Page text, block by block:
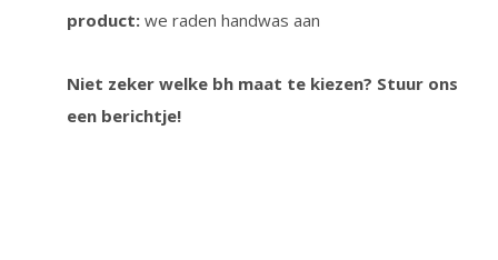
product: we raden handwas aan
Niet zeker welke bh maat te kiezen? Stuur ons
een berichtje!